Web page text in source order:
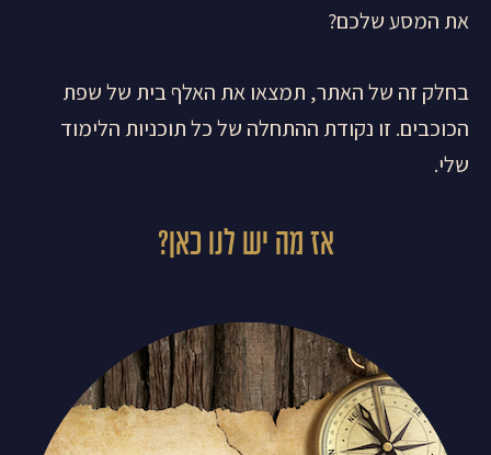
את המסע שלכם?
בחלק זה של האתר, תמצאו את האלף בית של שפת
הכוכבים. זו נקודת ההתחלה של כל תוכניות הלימוד
שלי.
אז מה יש לנו כאן?